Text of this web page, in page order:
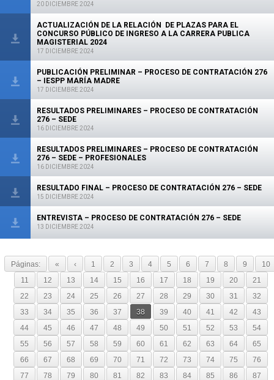
20 DICIEMBRE 2024
ACTUALIZACIÓN DE LA RELACIÓN DE PLAZAS PARA EL
CONCURSO PÚBLICO DE INGRESO A LA CARRERA PUBLICA
MAGISTERIAL 2024
17 DICIEMBRE 2024
PUBLICACIÓN PRELIMINAR – PROCESO DE CONTRATACIÓN 276
– IESPP MARÍA MADRE
17 DICIEMBRE 2024
RESULTADOS PRELIMINARES – PROCESO DE CONTRATACIÓN
276 – SEDE
16 DICIEMBRE 2024
RESULTADOS PRELIMINARES – PROCESO DE CONTRATACIÓN
276 – SEDE – PROFESIONALES
16 DICIEMBRE 2024
RESULTADO FINAL – PROCESO DE CONTRATACIÓN 276 – SEDE
15 DICIEMBRE 2024
ENTREVISTA – PROCESO DE CONTRATACIÓN 276 – SEDE
13 DICIEMBRE 2024
Páginas: « ‹ 1 2 3 4 5 6 7 8 9
10
11
12 13 14 15 16 17 18 19 20
21
22
23 24 25 26 27 28 29 30 31
32
33
34 35 36 37 38 39 40 41 42
43
44
45 46 47 48 49 50 51 52 53
54
55
56 57 58 59 60 61 62 63 64
65
66
67 68 69 70 71 72 73 74 75
76
77
78 79 80 81 82 83 84 85 86
87